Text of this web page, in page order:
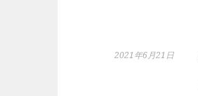
2021年6月21日